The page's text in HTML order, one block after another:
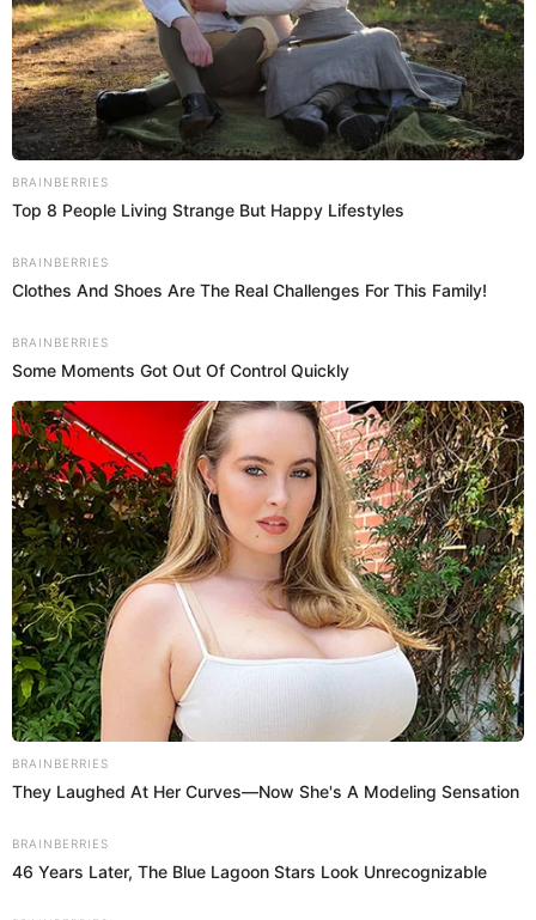
"Ya somos grandes para estar peleándonos, ahora
estamos buscando nuevos valores que hagan reír al Perú",
comentó por su parte Edwin Aurora para El Trome.
PUEDES VER:
Edwin Aurora: ¿Qué se sabe de la presunta mafia
que controla a los cómicos de la alameda
Chabuca Granda?
¿Cuánto gana un cómico ambulante
de la Alameda Chabuca Granda?
Son varios los cómicos ambulantes que realizan sus
actividades humorísticas en la Alameda Chabuca Grande